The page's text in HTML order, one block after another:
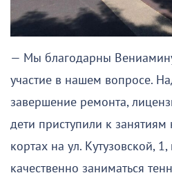
— Мы благодарны
участие в нашем вопросе.
завершение ремонта,
дети приступили к
кортах на ул. Кутузовской,
качественно заниматься